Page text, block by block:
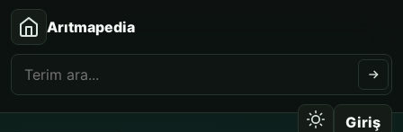
Arıtmapedia
Giriş